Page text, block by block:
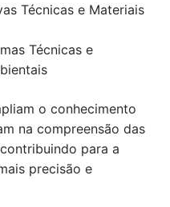
Técnicas e Materiais
Técnicas e
o conhecimento
na compreensão das
para a
precisão e